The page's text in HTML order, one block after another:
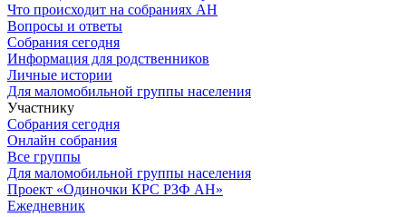
Что происходит на собраниях АН
Вопросы и ответы
Собрания сегодня
Информация для родственников
Личные истории
Для маломобильной группы населения
Участнику
Собрания сегодня
Онлайн собрания
Все группы
Для маломобильной группы населения
Проект «Одиночки КРС РЗФ АН»
Ежедневник